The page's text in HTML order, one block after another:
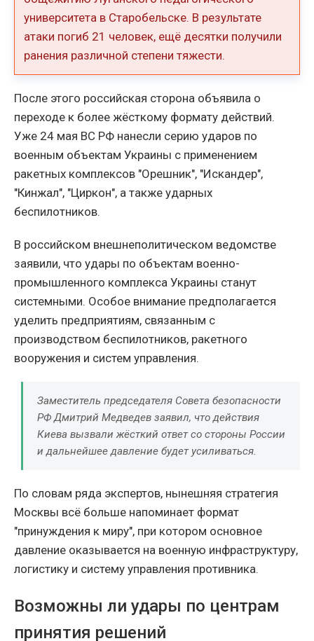
университета в Старобельске. В результате
атаки погиб 21 человек, ещё десятки получили
ранения различной степени тяжести.
После этого российская сторона объявила о
переходе к более жёсткому формату действий.
Уже 24 мая ВС РФ нанесли серию ударов по
военным объектам Украины с применением
ракетных комплексов "Орешник", "Искандер",
"Кинжал", "Циркон", а также ударных
беспилотников.
В российском внешнеполитическом ведомстве
заявили, что удары по объектам военно-
промышленного комплекса Украины станут
системными. Особое внимание предполагается
уделить предприятиям, связанным с
производством беспилотников, ракетного
вооружения и систем управления.
Заместитель председателя Совета безопасности
РФ Дмитрий Медведев заявил, что действия
Киева вызвали жёсткий ответ со стороны России
и дальнейшее давление будет усиливаться.
По словам ряда экспертов, нынешняя стратегия
Москвы всё больше напоминает формат
"принуждения к миру", при котором основное
давление оказывается на военную инфраструктуру,
логистику и систему управления противника.
Возможны ли удары по центрам
принятия решений